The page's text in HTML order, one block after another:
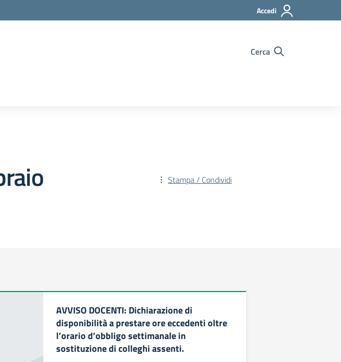
Accedi
Cerca
Stampa / Condividi
AVVISO DOCENTI: Dichiarazione di
disponibilità a prestare ore eccedenti oltre
l’orario d’obbligo settimanale in
sostituzione di colleghi assenti.